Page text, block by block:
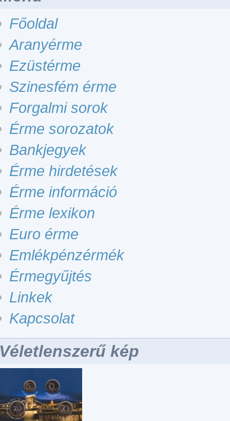
Főoldal
Aranyérme
Ezüstérme
Szinesfém érme
Forgalmi sorok
Érme sorozatok
Bankjegyek
Érme hirdetések
Érme információ
Érme lexikon
Euro érme
Emlékpénzérmék
Érmegyűjtés
Linkek
Kapcsolat
kép